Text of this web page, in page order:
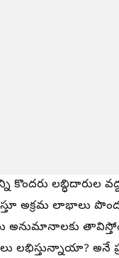
లబ్ధిదారుల
అక్రమ లాభాలు
అనుమానాలకు
లభిస్తున్నాయా? అనే